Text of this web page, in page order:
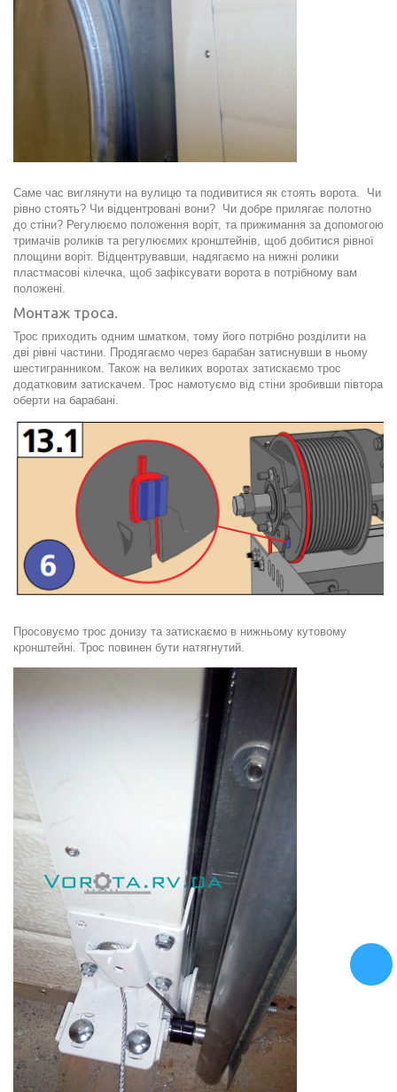
Саме час виглянути на вулицю та подивитися як стоять ворота. Чи
рівно стоять? Чи відцентровані вони? Чи добре прилягає полотно
до стіни? Регулюємо положення воріт, та прижимання за допомогою
тримачів роликів та регулюємих кронштейнів, щоб добитися рівної
площини воріт. Відцентрувавши, надягаємо на нижні ролики
пластмасові кілечка, щоб зафіксувати ворота в потрібному вам
положені.
Монтаж троса.
Трос приходить одним шматком, тому його потрібно розділити на
дві рівні частини. Продягаємо через барабан затиснувши в ньому
шестигранником. Також на великих воротах затискаємо трос
додатковим затискачем. Трос намотуємо від стіни зробивши півтора
оберти на барабані.
Просовуємо трос донизу та затискаємо в нижньому кутовому
кронштейні. Трос повинен бути натягнутий.